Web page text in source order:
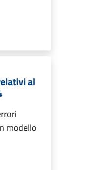
al
modello